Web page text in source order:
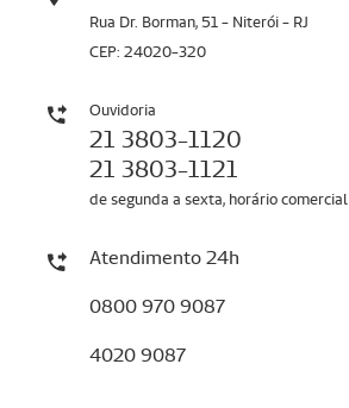
Rua Dr. Borman, 51 - Niterói - RJ
CEP: 24020-320
Ouvidoria
21 3803-1120
21 3803-1121
de segunda a sexta, horário comercial
Atendimento 24h
0800 970 9087
4020 9087